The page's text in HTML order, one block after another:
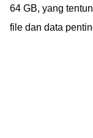
64 GB, yang
file dan data